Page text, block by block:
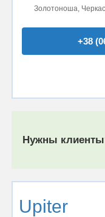
Золотоноша,
+38
Нужны
Upiter